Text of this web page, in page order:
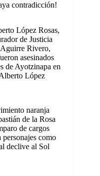
contradicción!
López Rosas,
de Justicia
Rivero,
asesinados
de Ayotzinapa en
López
naranja
de la Rosa
de cargos
como
declive al Sol